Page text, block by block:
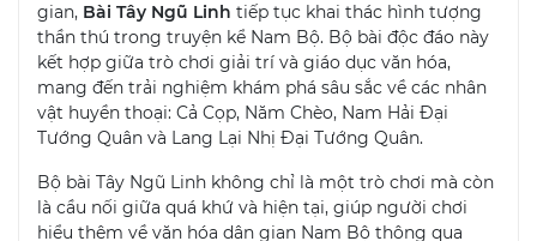
gian, Bài Tây Ngũ Linh tiếp tục khai thác hình tượng
thần thú trong truyện kể Nam Bộ. Bộ bài độc đáo này
kết hợp giữa trò chơi giải trí và giáo dục văn hóa,
mang đến trải nghiệm khám phá sâu sắc về các nhân
vật huyền thoại: Cả Cọp, Năm Chèo, Nam Hải Đại
Tướng Quân và Lang Lại Nhị Đại Tướng Quân.
Bộ bài Tây Ngũ Linh không chỉ là một trò chơi mà còn
là cầu nối giữa quá khứ và hiện tại, giúp người chơi
hiểu thêm về văn hóa dân gian Nam Bộ thông qua